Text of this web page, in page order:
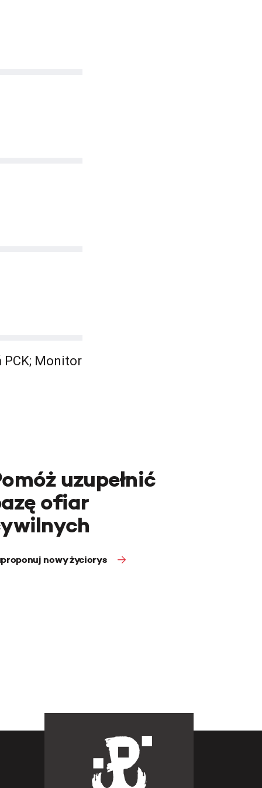
Monitor
uzupełnić
ofiar
nowy życiorys